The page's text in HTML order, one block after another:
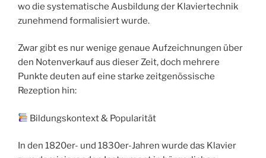
wo die systematische Ausbildung der Klaviertechnik
zunehmend formalisiert wurde.
Zwar gibt es nur wenige genaue Aufzeichnungen über
den Notenverkauf aus dieser Zeit, doch mehrere
Punkte deuten auf eine starke zeitgenössische
Rezeption hin:
Bildungskontext & Popularität
In den 1820er- und 1830er-Jahren wurde das Klavier